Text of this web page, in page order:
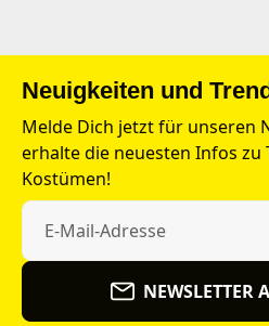
Neuigkeiten und
Melde Dich jetzt für unseren
erhalte die neuesten Infos zu
Kostümen!
NEWSLETTER